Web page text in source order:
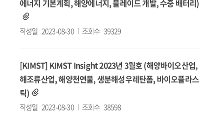
에너지 기본계획, 해양에너지, 블레이드 개발, 수중 배터리)
작성일 2023-08-30 조회수 39329
[KIMST] KIMST Insight 2023년 3월호 (해양바이오산업,
해조류산업, 해양천연물, 생분해성우레탄폼, 바이오플라스
틱)
작성일 2023-08-30 조회수 38598